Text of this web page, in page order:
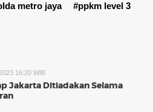
metro jaya
#ppkm level 3
16:20 WIB
Jakarta Ditiadakan Selama